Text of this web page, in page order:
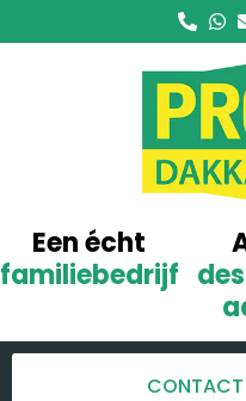
Een écht
familiebedrijf
CONTACT